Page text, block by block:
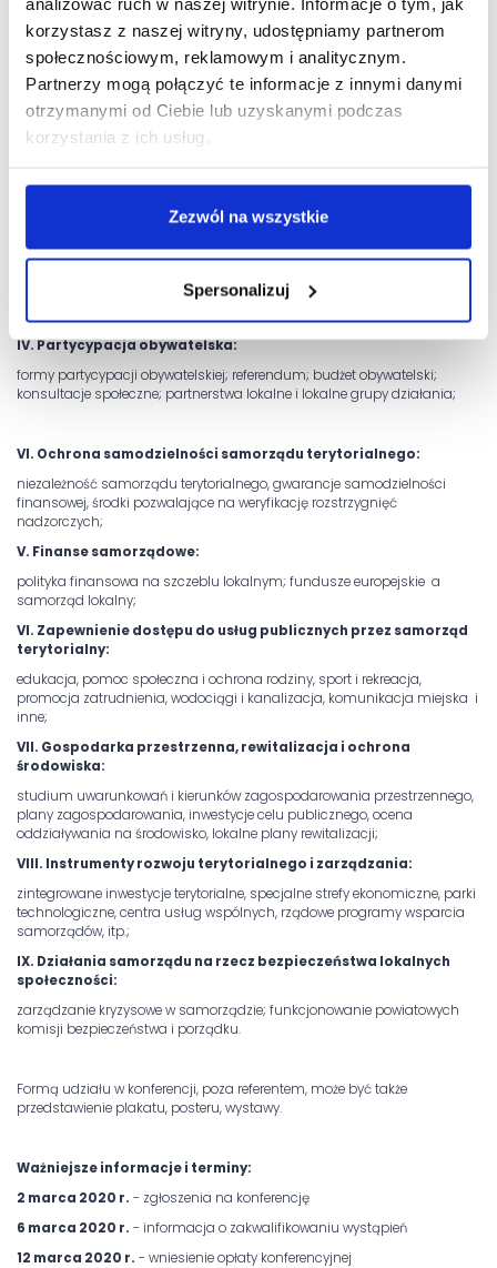
korzystasz z naszej witryny, udostępniamy partnerom
społecznościowym, reklamowym i analitycznym.
Partnerzy mogą połączyć te informacje z innymi danymi
otrzymanymi od Ciebie lub uzyskanymi podczas
korzystania z ich usług.
Zezwól na wszystkie
Spersonalizuj
Organizatorzy proponują następujące zagadnienia:
I. Organizacja i zadania samorządu terytorialnego:
II. Wybory samorządowe:
III. Zmiany strukturalne:
gmina – kwestie granic; scalanie gmin; powiat – łączenie; perspektywy;
województwo – funkcjonowanie; przyszłość; metropolie;
IV. Partycypacja obywatelska:
formy partycypacji obywatelskiej; referendum; budżet obywatelski;
konsultacje społeczne; partnerstwa lokalne i lokalne grupy działania;
VI. Ochrona samodzielności samorządu terytorialnego:
niezależność samorządu terytorialnego, gwarancje samodzielności
finansowej, środki pozwalające na weryfikację rozstrzygnięć
nadzorczych;
V. Finanse samorządowe:
polityka finansowa na szczeblu lokalnym; fundusze europejskie a
samorząd lokalny;
VI. Zapewnienie dostępu do usług publicznych przez samorząd
terytorialny:
edukacja, pomoc społeczna i ochrona rodziny, sport i rekreacja,
promocja zatrudnienia, wodociągi i kanalizacja, komunikacja miejska i
inne;
VII. Gospodarka przestrzenna, rewitalizacja i ochrona
środowiska:
studium uwarunkowań i kierunków zagospodarowania przestrzennego,
plany zagospodarowania, inwestycje celu publicznego, ocena
oddziaływania na środowisko, lokalne plany rewitalizacji;
VIII. Instrumenty rozwoju terytorialnego i zarządzania:
zintegrowane inwestycje terytorialne, specjalne strefy ekonomiczne, parki
technologiczne, centra usług wspólnych, rządowe programy wsparcia
samorządów, itp.;
IX. Działania samorządu na rzecz bezpieczeństwa lokalnych
społeczności:
zarządzanie kryzysowe w samorządzie; funkcjonowanie powiatowych
komisji bezpieczeństwa i porządku.
Formą udziału w konferencji, poza referentem, może być także
przedstawienie plakatu, posteru, wystawy.
Ważniejsze informacje i terminy:
2 marca 2020 r. - zgłoszenia na konferencję
6 marca 2020 r. - informacja o zakwalifikowaniu wystąpień
12 marca 2020 r. - wniesienie opłaty konferencyjnej